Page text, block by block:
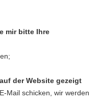
mir bitte Ihre
der Website gezeigt
Mail schicken, wir werden